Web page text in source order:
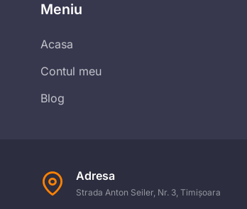
Meniu
Acasa
Contul meu
Blog
Adresa
Strada Anton Seiler, Nr. 3, Timișoara